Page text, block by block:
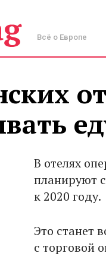
Всё о Европе
В отелях
планируют
к 2020 году.
Это станет
с торговой